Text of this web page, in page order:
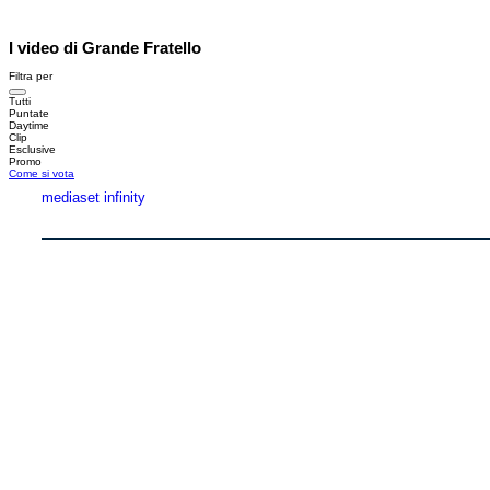
I video di Grande Fratello
Filtra per
Tutti
Puntate
Daytime
Clip
Esclusive
Promo
Come si vota
mediaset infinity